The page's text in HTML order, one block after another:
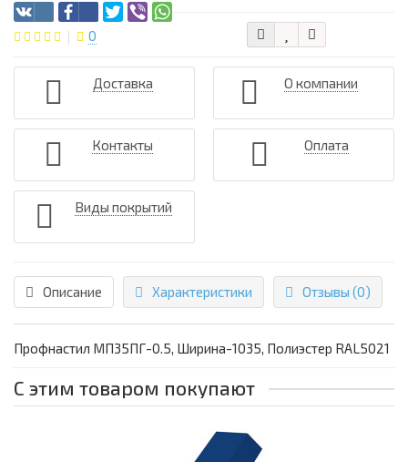
0
Доставка О компании
Контакты Оплата
Виды покрытий
Описание Характеристики Отзывы (0)
Профнастил МП35ПГ-0.5, Ширина-1035, Полиэстер RAL5021
С этим товаром покупают